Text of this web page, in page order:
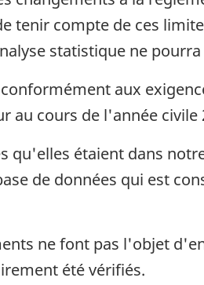
tenir compte de ces
statistique ne
aux
au cours de l'année civile
étaient dans
de données qui est
ne font pas l'objet
été vérifiés.